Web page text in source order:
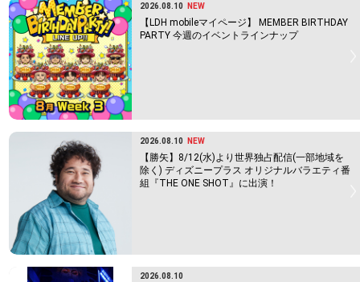
2026.08.10 NEW
【LDH mobileマイページ】 MEMBER BIRTHDAY
PARTY 今週のイベントラインナップ
2026.08.10 NEW
【勝矢】8/12(水)より世界独占配信(一部地域を
除く) ディズニープラス オリジナルバラエティ番
組『THE ONE SHOT』に出演！
2026.08.10